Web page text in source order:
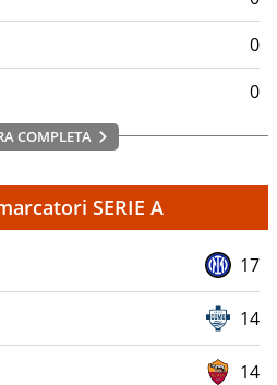
d'Italia?
complesso sportivo Pio XII
0
0
COMPLETA
SERIE A
17
14
14